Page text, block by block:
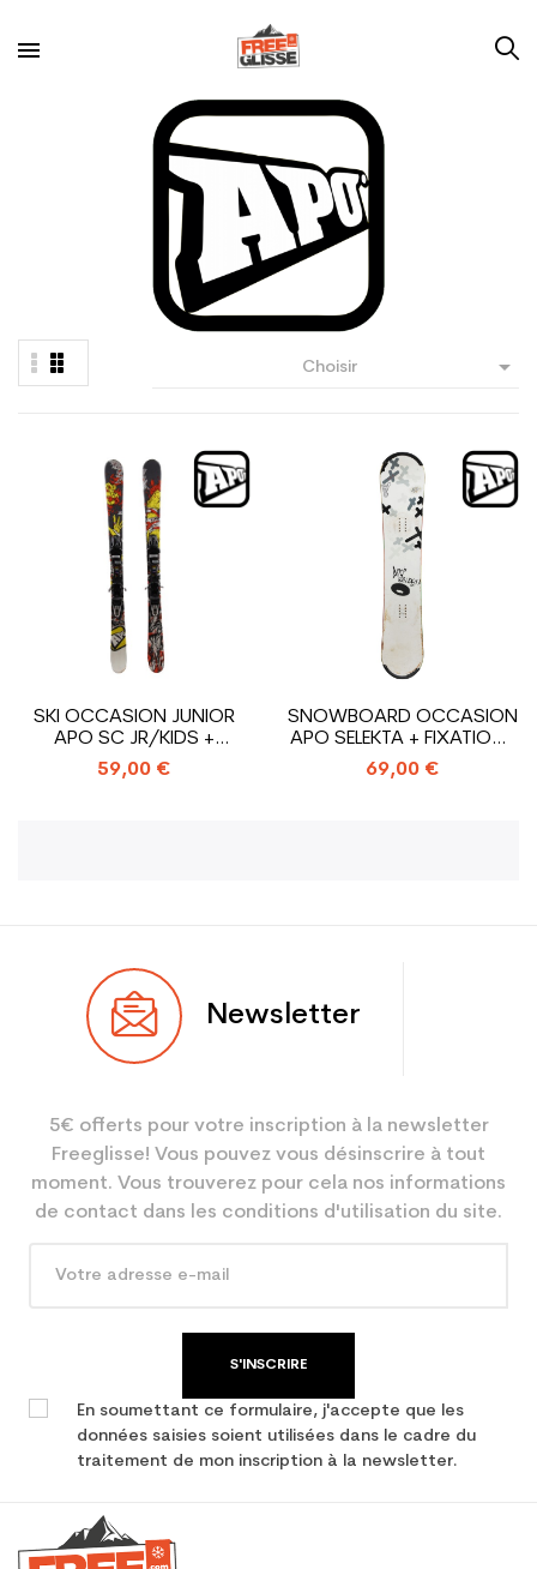
Choisir 
SKI OCCASION JUNIOR
APO SC JR/KIDS +
FIXATIONS
59,00 €
SNOWBOARD OCCASION
APO SELEKTA + FIXATIONS
COQUE
69,00 €
Newsletter
5€ offerts pour votre inscription à la newsletter
Freeglisse! Vous pouvez vous désinscrire à tout
moment. Vous trouverez pour cela nos informations
de contact dans les conditions d'utilisation du site.
S'INSCRIRE
En soumettant ce formulaire, j'accepte que les
données saisies soient utilisées dans le cadre du
traitement de mon inscription à la newsletter.